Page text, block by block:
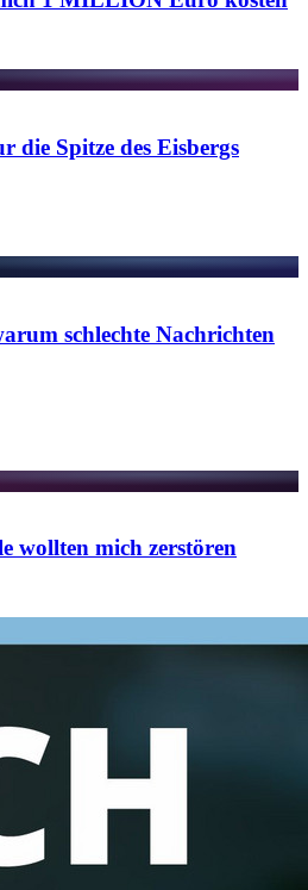
die Spitze des Eisbergs
schlechte Nachrichten
wollten mich zerstören